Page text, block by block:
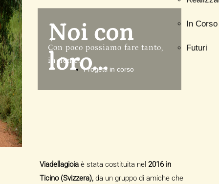
In Corso
Futuri
Noi con
loro...
Con poco possiamo fare tanto,
insieme!
Progetti in corso
Viadellagioia è stata costituita nel 2016 in
Ticino (Svizzera), da un gruppo di amiche che